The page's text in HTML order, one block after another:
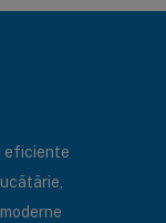
eficiente